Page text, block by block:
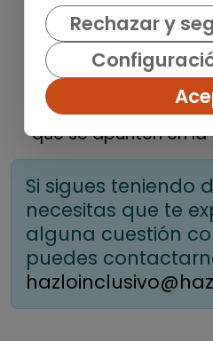
pendiente cuando
seleccionado a otra
En cualquier caso,
contacto con las
que contesten a
que se apunten en
Si sigues teniendo
necesitas que te
alguna cuestión
puedes
Rechazar y